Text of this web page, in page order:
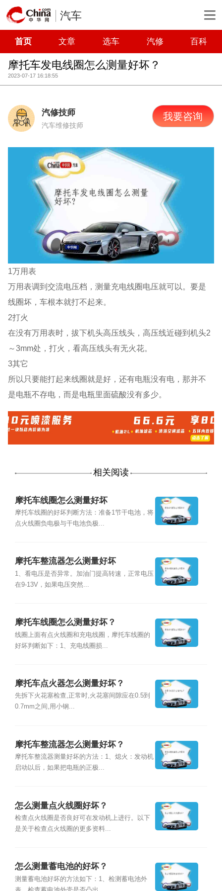
汽车
首页 文章 选车 汽修 百科
摩托车发电线圈怎么测量好坏？
2023-07-17 16:18:55
汽修技师
汽车维修技师
我要咨询
1万用表
万用表调到交流电压档，测量充电线圈电压就可以。要是
线圈坏，车根本就打不起来。
2打火
在没有万用表时，拔下机头高压线头，高压线近碰到机头2
～3mm处，打火，看高压线头有无火花。
3其它
所以只要能打起来线圈就是好，还有电瓶没有电，那并不
是电瓶不存电，而是电瓶里面硫酸没有多少。
相关阅读
摩托车线圈怎么测量好坏
摩托车线圈的好坏判断方法：准备1节干电池，将
点火线圈负电极与干电池负极...
摩托车整流器怎么测量好坏
1、看电压是否异常。加油门提高转速，正常电压
在9-13V，如果电压突然...
摩托车线圈怎么测量好坏？
线圈上面有点火线圈和充电线圈，摩托车线圈的
好坏判断如下：1、充电线圈损...
摩托车点火器怎么测量好坏？
先拆下火花塞检查,正常时,火花塞间隙应在0.5到
0.7mm之间,用小钢...
摩托车整流器怎么测量好坏？
摩托车整流器测量好坏的方法：1、熄火：发动机
启动以后，如果把电瓶的正极...
怎么测量点火线圈好坏？
检查点火线圈是否良好可在发动机上进行。以下
是关于检查点火线圈的更多资料...
怎么测量蓄电池的好坏？
测量蓄电池好坏的方法如下：1、检测蓄电池外